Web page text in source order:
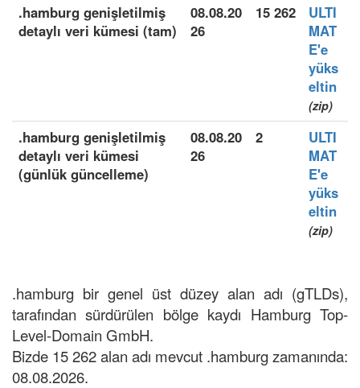
.hamburg genişletilmiş
detaylı veri kümesi (tam)
08.08.20
26
15 262
ULTI
MAT
E'e
yüks
eltin
(zip)
.hamburg genişletilmiş
detaylı veri kümesi
(günlük güncelleme)
08.08.20
26
2
ULTI
MAT
E'e
yüks
eltin
(zip)
.hamburg bir genel üst düzey alan adı (gTLDs),
tarafından sürdürülen bölge kaydı Hamburg Top-
Level-Domain GmbH.
Bizde 15 262 alan adı mevcut .hamburg zamanında:
08.08.2026.